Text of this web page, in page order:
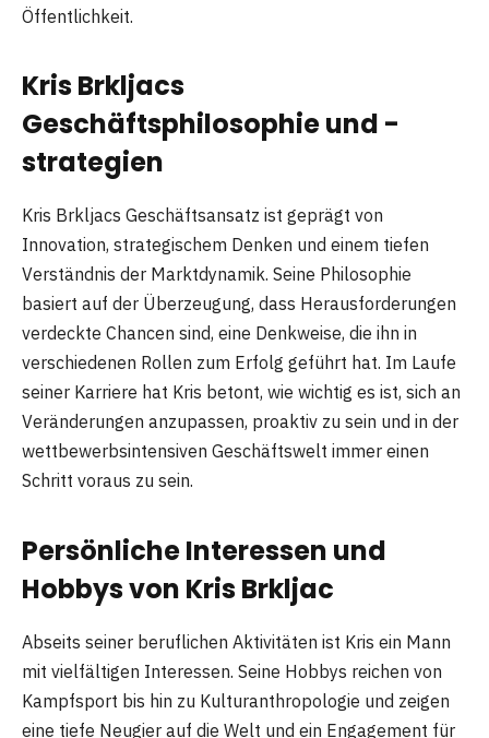
Öffentlichkeit.
Kris Brkljacs
Geschäftsphilosophie und -
strategien
Kris Brkljacs Geschäftsansatz ist geprägt von
Innovation, strategischem Denken und einem tiefen
Verständnis der Marktdynamik. Seine Philosophie
basiert auf der Überzeugung, dass Herausforderungen
verdeckte Chancen sind, eine Denkweise, die ihn in
verschiedenen Rollen zum Erfolg geführt hat. Im Laufe
seiner Karriere hat Kris betont, wie wichtig es ist, sich an
Veränderungen anzupassen, proaktiv zu sein und in der
wettbewerbsintensiven Geschäftswelt immer einen
Schritt voraus zu sein.
Persönliche Interessen und
Hobbys von Kris Brkljac
Abseits seiner beruflichen Aktivitäten ist Kris ein Mann
mit vielfältigen Interessen. Seine Hobbys reichen von
Kampfsport bis hin zu Kulturanthropologie und zeigen
eine tiefe Neugier auf die Welt und ein Engagement für